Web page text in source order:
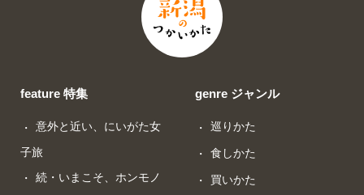
載
feature 特集
意外と近い、にいがた女
子旅
続・いまこそ、ホンモノ
genre ジャンル
巡りかた
食しかた
買いかた